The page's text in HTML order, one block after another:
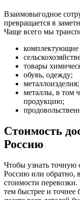
Взаимовыгодное
превращается в
Чаще всего мы
комплектующие
товары
обувь, одежду;
металлоизделия;
металлы, в том
продукцию;
Стоимость
Россию
Чтобы узнать точную
Россию или обратно,
стоимости
тем быстрее и точнее